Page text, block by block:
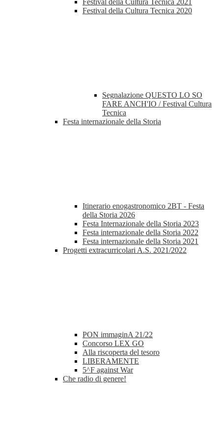
Festival della Cultura Tecnica 2021
Festival della Cultura Tecnica 2020
Segnalazione QUESTO LO SO
FARE ANCH'IO / Festival Cultura
Tecnica
Festa internazionale della Storia
Itinerario enogastronomico 2BT - Festa
della Storia 2026
Festa Internazionale della Storia 2023
Festa internazionale della Storia 2022
Festa internazionale della Storia 2021
Progetti extracurricolari A.S. 2021/2022
PON immaginA 21/22
Concorso LEX GO
Alla riscoperta del tesoro
LIBERAMENTE
5^F against War
Che radio di genere!